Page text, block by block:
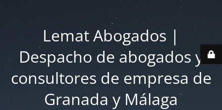
Lemat Abogados |
Despacho de abogados y
consultores de empresa de
Granada y Málaga